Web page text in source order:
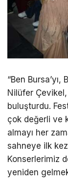
“Ben
Nilüfer
buluşturdu.
çok değerli ve
almayı her
sahneye ilk kez
Konserlerimiz
yeniden